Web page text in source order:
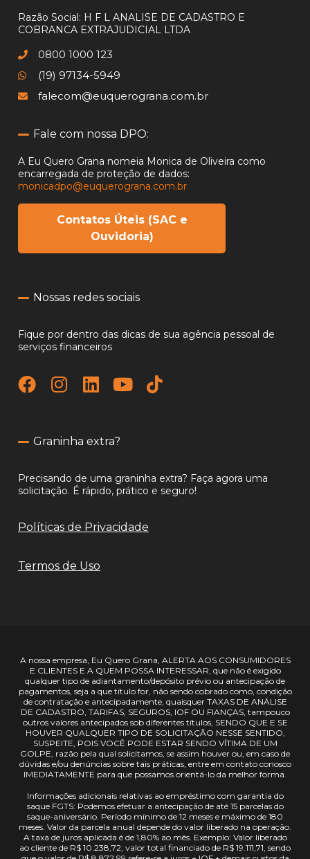
Razão Social: H F L ANALISE DE CADASTRO E
COBRANCA EXTRAJUDICIAL LTDA
0800 1000 123
(19) 97134-5949
falecom@euquerograna.com.br
Fale com nossa DPO:
A Eu Quero Grana nomeia Monica de Oliveira como
encarregada de proteção de dados:
monicadpo@euquerograna.com.br
Contatos Úteis (SAC e
Ouvidoria)
Nossas redes sociais
Fique por dentro das dicas de sua agência pessoal de
serviços financeiros
Graninha extra?
Precisando de uma graninha extra? Faça agora uma
solicitação. É rápido, prático e seguro!
Políticas de Privacidade
Termos de Uso
A nossa empresa, Eu Quero Grana, ALERTA AOS CONSUMIDORES
E CLIENTES E A QUEM POSSA INTERESSAR, que não é exigido
qualquer tipo de adiantamento/depósito prévio ou antecipação de
pagamentos, seja a que título for, não sendo cobrado como, condição
de contratação e antecipadamente, quaisquer TAXAS DE ANÁLISE
DE CADASTRO, TARIFAS, SEGUROS, IOF OU FIANÇAS, tampouco
outros valores antecipados sob diferentes títulos, SENDO QUE E SE
HOUVER QUALQUER TIPO DE SOLICITAÇÃO NESSE SENTIDO,
SUSPEITE, POIS VOCÊ PODE ESTAR SENDO VÍTIMA DE UM
GOLPE, razão pela qual solicitamos, se assim houver ou, em caso de
dúvidas e/ou denúncias sobre tais práticas, entre em contato conosco
IMEDIATAMENTE para que possamos orientá-lo da melhor forma.
Informações adicionais relativas ao empréstimo com garantia do
saque FGTS: Podemos efetuar a antecipação de até 15 parcelas do
saque-aniversário. Período mínimo de 12 meses e máximo de 180
meses. Valor da parcela anual depende do valor liberado na operação.
A taxa de juros aplicada é de 1,80% ao mês. Exemplo: Valor liberado
ao cliente de R$ 10.238,72, valor total financiado de R$ 19.111,71, sendo